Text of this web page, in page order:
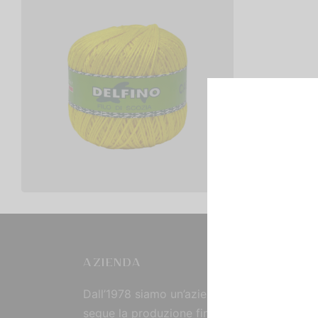
Cotone Delfino Cablè 2
AZIENDA
Dall’1978 siamo un’azienda strutturata che
segue la produzione fin dall’origine, curando